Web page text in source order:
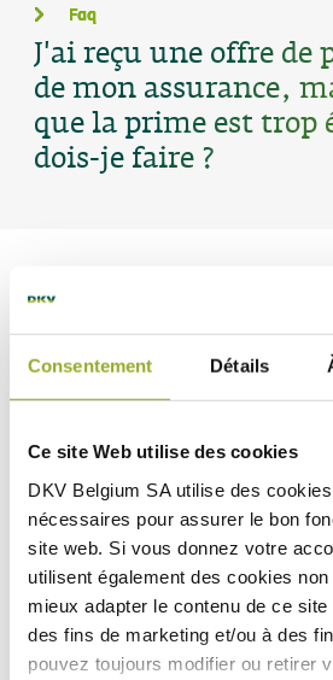
Consentement Détails
Ce site Web utilise des cookies
DKV Belgium SA utilise des
nécessaires pour assurer le bon
site web. Si vous donnez votre
utilisent également des cookies
mieux adapter le contenu de ce
des fins de marketing et/ou à des
pouvez toujours modifier ou retirer
Faq
J'ai reçu une offre de
de mon assurance,
que la prime est trop
dois-je faire ?
Dans ce cas, contactez votre
Il peut revoir les paramètres qui
prime. Par exemple, votre prime
réduisez le taux de la rente
prolongez la période
un intermédiaire d'assurance.
Assuré à titre individuel
Couverture supplémentaire